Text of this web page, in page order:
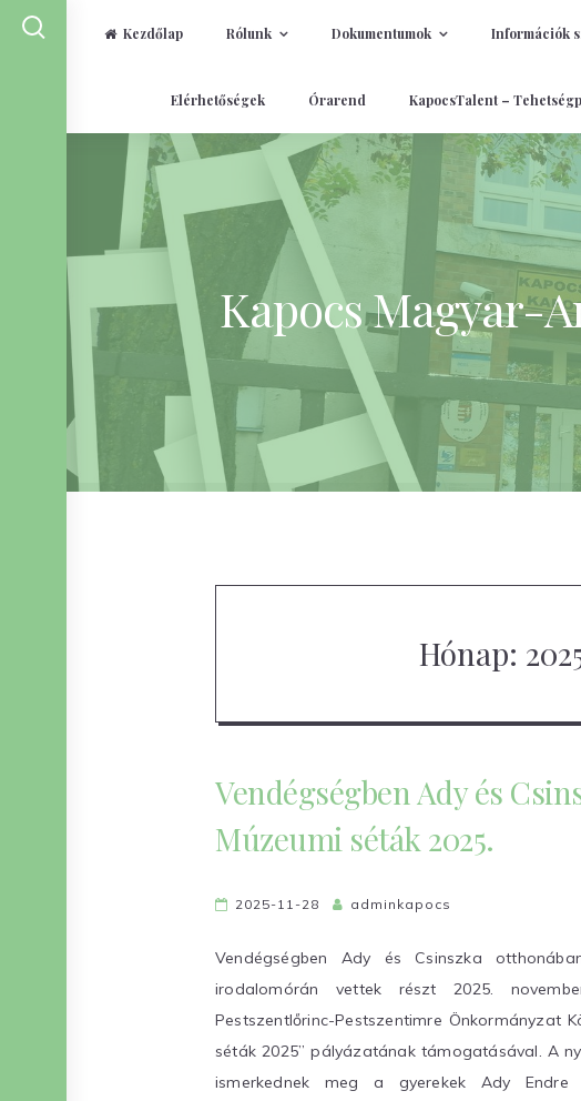
Kapocs Magyar-
Kezdőlap Rólunk Dokumentumok Információk
Elérhetőségek Órarend KapocsTalent –
Hónap:
Vendégségben Ady és
Múzeumi séták 2025.
2025-11-28 adminkapocs
Vendégségben Ady és Csinszka
irodalomórán vettek részt 2025.
Pestszentlőrinc-Pestszentimre Önkormányzat
séták 2025” pályázatának támogatásával. A
ismerkednek meg a gyerekek Ady Endre